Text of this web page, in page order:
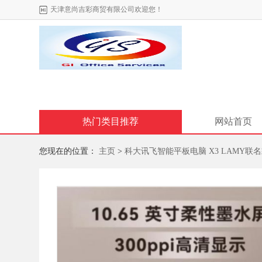
天津意尚吉彩商贸有限公司欢迎您！
网站首页
热门类目推荐
您现在的位置： 主页 > 科大讯飞智能平板电脑 X3 LAMY联